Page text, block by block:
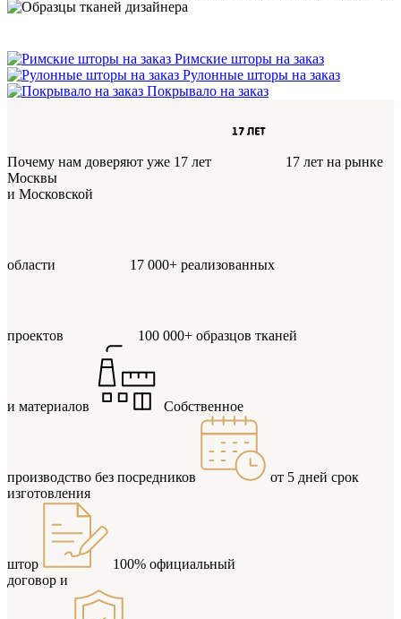
Римские шторы на заказ
Рулонные шторы на заказ
Покрывало на заказ
Почему нам доверяют уже 17 лет 17 лет на рынке
Москвы
и Московской
области 17 000+ реализованных
проектов 100 000+ образцов тканей
и материалов Собственное
производство без посредников от 5 дней срок
изготовления
штор 100% официальный
договор и